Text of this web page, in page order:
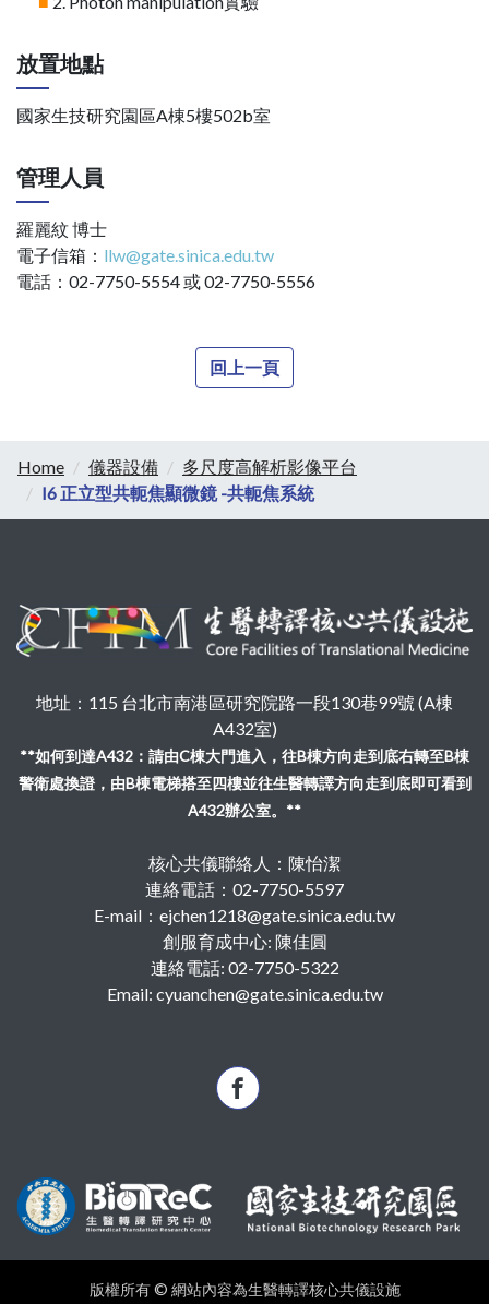
放置地點
國家生技研究園區A棟5樓502b室
管理人員
羅麗紋 博士
電子信箱： llw@gate.sinica.edu.tw
電話：02-7750-5554 或 02-7750-5556
回上一頁
Home 儀器設備
多尺度高解析影像平台
I6 正立型共軛焦顯微鏡 -共軛焦系統
地址：115 台北市南港區研究院路一段130巷99號 (A棟
A432室)
**如何到達A432：請由C棟大門進入，往B棟方向走到底右轉至B棟
警衛處換證，由B棟電梯搭至四樓並往生醫轉譯方向走到底即可看到
A432辦公室。**
核心共儀聯絡人：陳怡潔
連絡電話：02-7750-5597
E-mail：ejchen1218@gate.sinica.edu.tw
創服育成中心: 陳佳圓
連絡電話: 02-7750-5322
Email: cyuanchen@gate.sinica.edu.tw
版權所有 © 網站內容為生醫轉譯核心共儀設施